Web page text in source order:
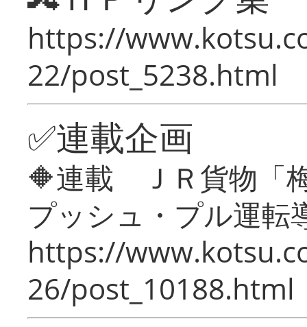
https://
22/post_5238.html
✅連載企画
🔶連載 ＪＲ貨物「
プッシュ・プル運転
https://
26/post_10188.html